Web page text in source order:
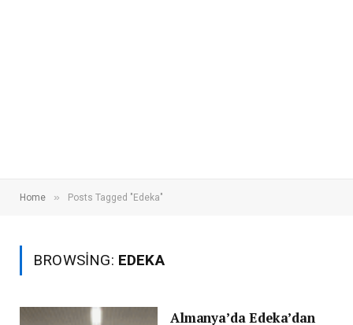
Home » Posts Tagged "Edeka"
BROWSING: EDEKA
Almanya’da Edeka’dan